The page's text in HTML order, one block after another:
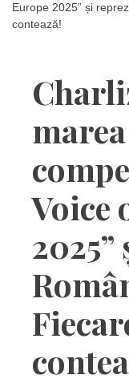
Europe 2025” și
contează!
Voice